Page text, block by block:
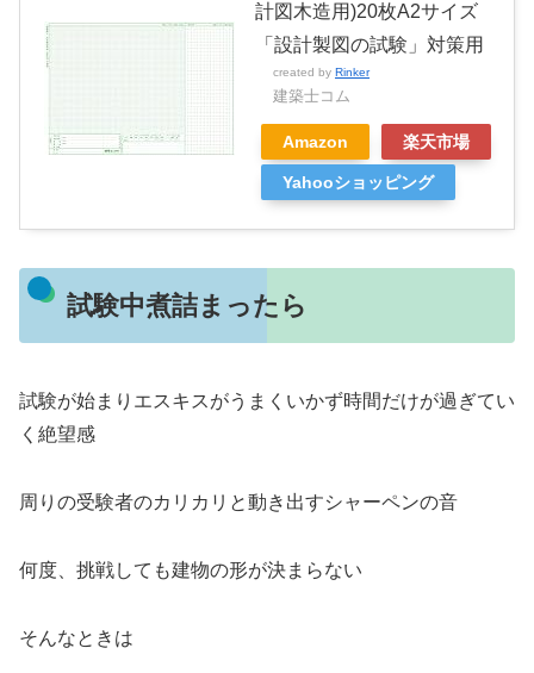
計図木造用)20枚A2サイズ
「設計製図の試験」対策用
created by Rinker
建築士コム
Amazon 楽天市場
Yahooショッピング
試験中煮詰まったら
試験が始まりエスキスがうまくいかず時間だけが過ぎてい
く絶望感
周りの受験者のカリカリと動き出すシャーペンの音
何度、挑戦しても建物の形が決まらない
そんなときは